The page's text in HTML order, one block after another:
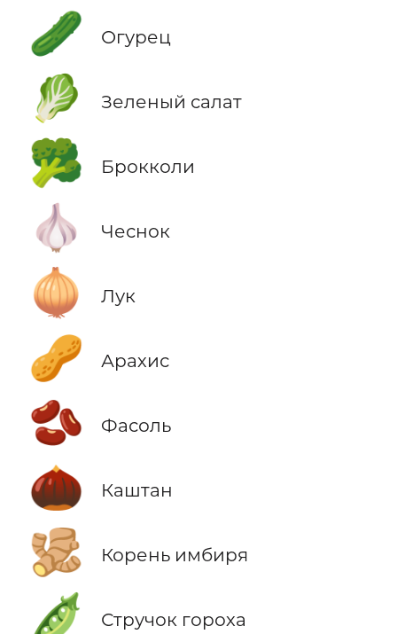
🥒 Огурец
🥬 Зеленый салат
🥦 Брокколи
🧄 Чеснок
🧅 Лук
🥜 Арахис
🫘 Фасоль
🌰 Каштан
🫚 Корень имбиря
🫛 Стручок гороха